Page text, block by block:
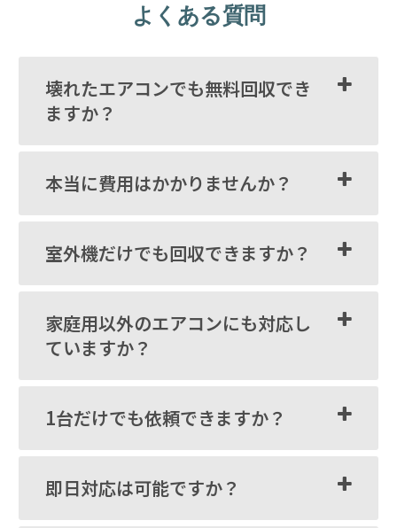
よくある質問
壊れたエアコンでも無料回収でき
ますか？
本当に費用はかかりませんか？
室外機だけでも回収できますか？
家庭用以外のエアコンにも対応し
ていますか？
1台だけでも依頼できますか？
即日対応は可能ですか？